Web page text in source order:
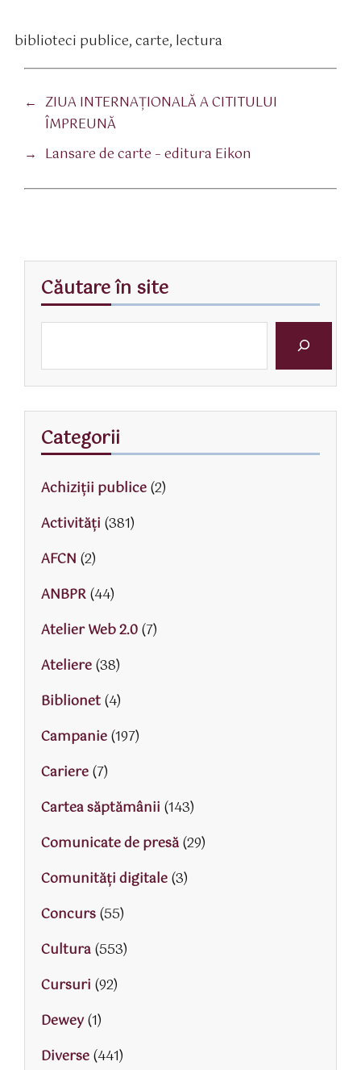
biblioteci publice,carte, lectura
← ZIUA INTERNAȚIONALĂ A CITITULUI
ÎMPREUNĂ
→ Lansare de carte – editura Eikon
Căutare în site
Categorii
Achiziții publice(2)
Activităţi (381)
AFCN (2)
ANBPR(44)
Atelier Web 2.0(7)
Ateliere(38)
Biblionet(4)
Campanie(197)
Cariere(7)
Cartea săptămânii (143)
Comunicate de presă(29)
Comunități digitale(3)
Concurs(55)
Cultura(553)
Cursuri (92)
Dewey(1)
Diverse(441)